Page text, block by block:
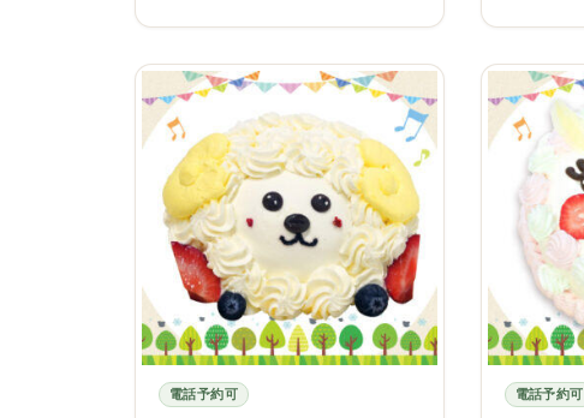
電話予約可 電話予約可